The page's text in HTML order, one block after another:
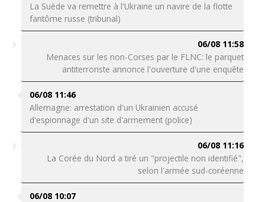
La Suède va remettre à l'Ukraine un navire de la flotte
fantôme russe (tribunal)
06/08 11:58
Menaces sur les non-Corses par le FLNC: le parquet
antiterroriste annonce l'ouverture d'une enquête
06/08 11:46
Allemagne: arrestation d'un Ukrainien accusé
d'espionnage d'un site d'armement (police)
06/08 11:16
La Corée du Nord a tiré un "projectile non identifié",
selon l'armée sud-coréenne
06/08 10:07